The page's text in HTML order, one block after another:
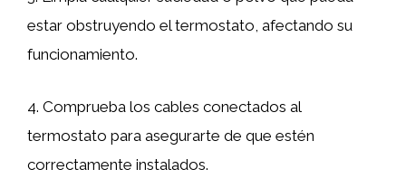
estar obstruyendo el termostato, afectando su
funcionamiento.
4. Comprueba los cables conectados al
termostato para asegurarte de que estén
correctamente instalados.